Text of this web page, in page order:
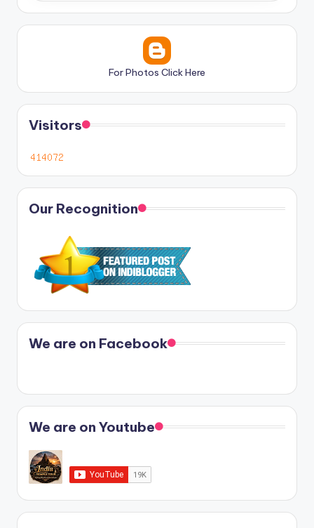
For Photos Click Here
Visitors
Our Recognition
We are on Facebook
We are on Youtube